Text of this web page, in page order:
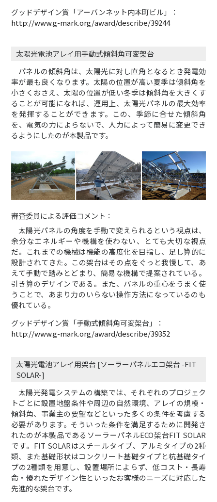
グッドデザイン賞「アーバンネット内本町ビル」：
http://www.g-mark.org/award/describe/39244
太陽光電池アレイ用手動式傾斜角可変架台
パネルの傾斜角は、太陽光に対し直角となるとき発電効
率が最も良くなります。太陽の位置が高い夏季は傾斜角を
小さくおさえ、太陽の位置が低い冬季は傾斜角を大きくす
ることが可能になれば、運用上、太陽光パネルの最大効率
を発揮することができます。この、季節に合せた傾斜角
を、電気の力によらないで、人力によって簡易に変更でき
るようにしたのが本製品です。
審査委員による評価コメント：
太陽光パネルの角度を手動で変えられるという視点は、
余分なエネルギーや機構を使わない、とても大切な視点
だ。これまでの機械は機能の高度化を目指し、足し算的に
設計されてきた。この架台はその点をぐっと我慢して、あ
えて手動で踏みとどまり、簡易な機構で提案されている。
引き算のデザインである。また、パネルの重心をうまく使
うことで、あまり力のいらない操作方法になっているのも
優れている。
グッドデザイン賞「手動式傾斜角可変架台」：
http://www.g-mark.org/award/describe/39352
太陽光電池アレイ用架台 [ソーラーパネルエコ架台 -FIT
SOLAR-]
太陽光発電システムの構築では、それぞれのプロジェク
トごとに設置地盤条件や周辺の自然環境、アレイの規模・
傾斜角、事業主の要望などといった多くの条件を考慮する
必要があります。そういった条件を満足するために開発さ
れたのが本製品であるソーラーパネルECO架台FIT SOLAR
です。FIT SOLARはスチールタイプ、アルミタイプの2種
類、また基礎形状はコンクリート基礎タイプと杭基礎タイ
プの2種類を用意し、設置場所によらず、低コスト・長寿
命・優れたデザイン性といったお客様のニーズに対応した
先進的な架台です。